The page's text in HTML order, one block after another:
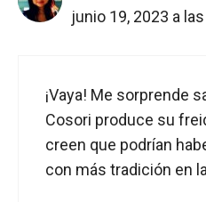
junio 19, 2023 a
¡Vaya! Me sorprende
Cosori produce su
creen que podrían
con más tradición en